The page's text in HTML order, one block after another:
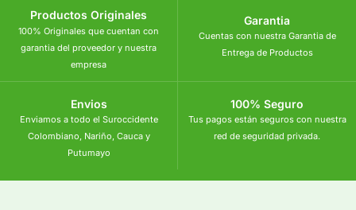
Productos Originales
100% Originales que cuentan con
garantia del proveedor y nuestra
empresa
Garantia
Cuentas con nuestra Garantia de
Entrega de Productos
Envios
Enviamos a todo el Suroccidente
Colombiano, Nariño, Cauca y
Putumayo
100% Seguro
Tus pagos están seguros con nuestra
red de seguridad privada.